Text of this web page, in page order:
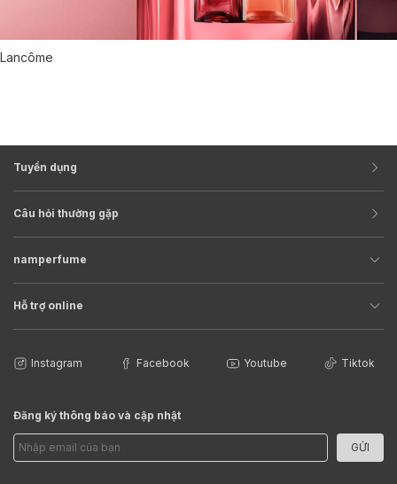
Lancôme
Tuyển dụng
Câu hỏi thường gặp
namperfume
Hỗ trợ online
Instagram Facebook Youtube Tiktok
Đăng ký thông báo và cập nhật
GỬI